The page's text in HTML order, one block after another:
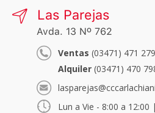
Las Parejas
Avda. 13 Nº 762
Ventas (03471) 471 279
Alquiler (03471) 470
Lun a Vie - 8:00 a 12:00